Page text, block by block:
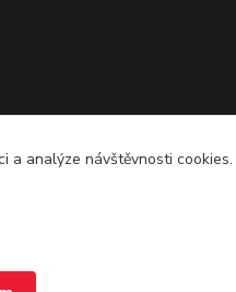
a analýze návštěvnosti cookies.